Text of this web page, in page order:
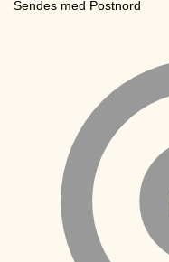
Sendes med Postnord